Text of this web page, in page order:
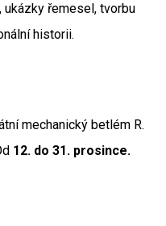
ukázky řemesel, tvorbu
historii.
mechanický betlém R.
12. do 31. prosince.